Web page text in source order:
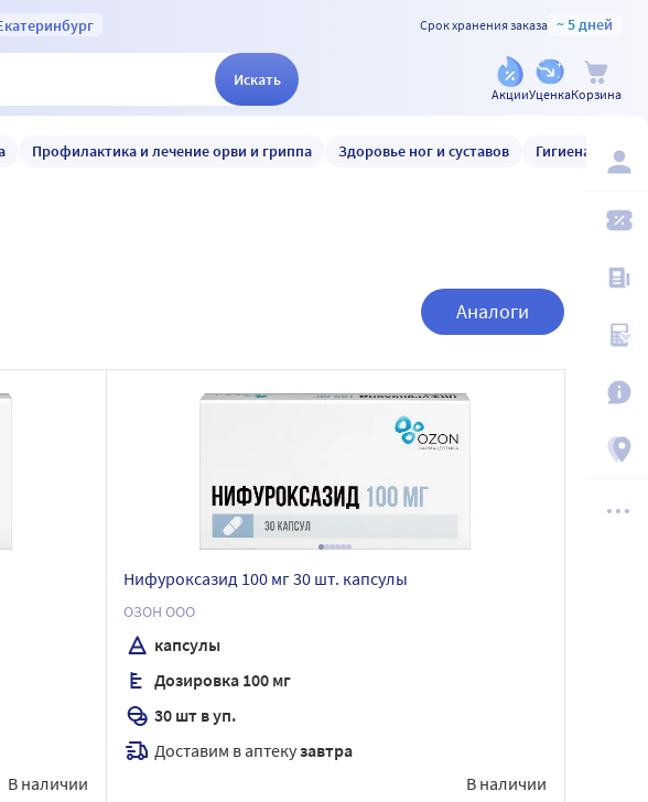
Срок хранения заказа ~ 5 дней
Искать
АкцииУценкаКорзина
Профилактика и лечение орви и гриппа Здоровье ног и суставов Гигиена и уход
Аналоги
В наличии
Нифуроксазид 100 мг 30 шт. капсулы
ОЗОН ООО
капсулы
Дозировка 100 мг
30 шт в уп.
Доставим в аптекузавтра
В наличии